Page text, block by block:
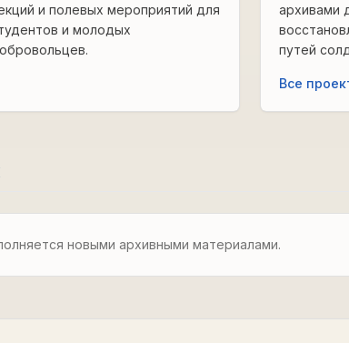
и полевых мероприятий для
и молодых
архивами
путей
Все
новыми архивными материалами.